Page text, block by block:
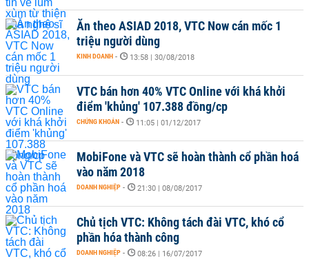
Ăn theo ASIAD 2018, VTC Now cán mốc 1
triệu người dùng
KINH DOANH - 13:58 | 30/08/2018
VTC bán hơn 40% VTC Online với khá khởi
điểm 'khủng' 107.388 đồng/cp
CHỨNG KHOÁN - 11:05 | 01/12/2017
MobiFone và VTC sẽ hoàn thành cổ phần hoá
vào năm 2018
DOANH NGHIỆP - 21:30 | 08/08/2017
Chủ tịch VTC: Không tách đài VTC, khó cổ
phần hóa thành công
DOANH NGHIỆP - 08:26 | 16/07/2017